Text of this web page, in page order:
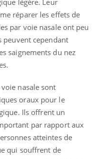
légère. Leur
réparer les effets de
par voie nasale ont peu
peuvent cependant
saignements du nez
nasale sont
oraux pour le
Ils offrent un
par rapport aux
atteintes de
qui souffrent de